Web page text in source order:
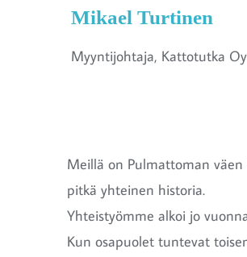
Mikael Turtinen
Myyntijohtaja, Kattotutka Oy
Meillä on Pulmattoman väen
pitkä yhteinen historia.
Yhteistyömme alkoi jo
Kun osapuolet tuntevat